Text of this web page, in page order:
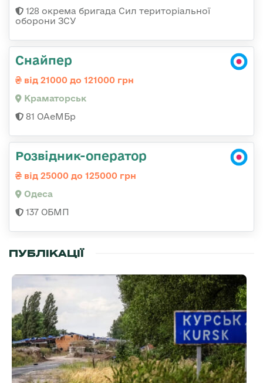
128 окрема бригада Сил територіальної
оборони ЗСУ
Снайпер
від 21000 до 121000 грн
Краматорськ
81 ОАеМБр
Розвідник-оператор
від 25000 до 125000 грн
Одеса
137 ОБМП
ПУБЛІКАЦІЇ